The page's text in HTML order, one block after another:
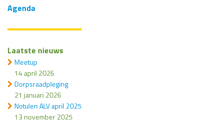
Agenda
Laatste nieuws
Meetup
14 april 2026
Dorpsraadpleging
21 januari 2026
Notulen ALV april 2025
13 november 2025